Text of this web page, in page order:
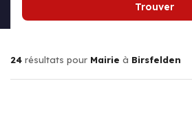
Trouver
24 résultats pour Mairie à Birsfelden